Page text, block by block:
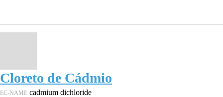
Cloreto de Cádmio
EC-NAME cadmium dichloride